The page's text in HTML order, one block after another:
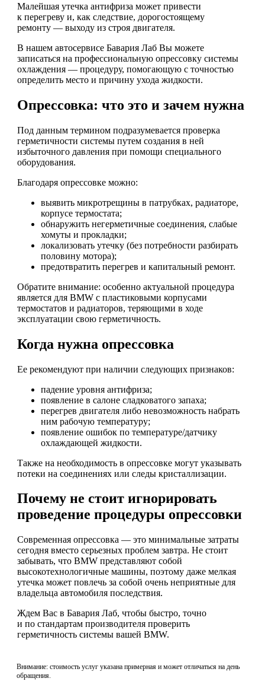
Малейшая утечка антифриза может привести
к перегреву и, как следствие, дорогостоящему
ремонту — выходу из строя двигателя.
В нашем автосервисе Бавария Лаб Вы можете
записаться на профессиональную опрессовку системы
охлаждения — процедуру, помогающую с точностью
определить место и причину ухода жидкости.
Опрессовка: что это и зачем нужна
Под данным термином подразумевается проверка
герметичности системы путем создания в ней
избыточного давления при помощи специального
оборудования.
Благодаря опрессовке можно:
выявить микротрещины в патрубках, радиаторе,
корпусе термостата;
обнаружить негерметичные соединения, слабые
хомуты и прокладки;
локализовать утечку (без потребности разбирать
половину мотора);
предотвратить перегрев и капитальный ремонт.
Обратите внимание: особенно актуальной процедура
является для BMW с пластиковыми корпусами
термостатов и радиаторов, теряющими в ходе
эксплуатации свою герметичность.
Когда нужна опрессовка
Ее рекомендуют при наличии следующих признаков:
падение уровня антифриза;
появление в салоне сладковатого запаха;
перегрев двигателя либо невозможность набрать
ним рабочую температуру;
появление ошибок по температуре/датчику
охлаждающей жидкости.
Также на необходимость в опрессовке могут указывать
потеки на соединениях или следы кристаллизации.
Почему не стоит игнорировать
проведение процедуры опрессовки
Современная опрессовка — это минимальные затраты
сегодня вместо серьезных проблем завтра. Не стоит
забывать, что BMW представляют собой
высокотехнологичные машины, поэтому даже мелкая
утечка может повлечь за собой очень неприятные для
владельца автомобиля последствия.
Ждем Вас в Бавария Лаб, чтобы быстро, точно
и по стандартам производителя проверить
герметичность системы вашей BMW.
Внимание: стоимость услуг указана примерная и может отличаться на день
обращения.